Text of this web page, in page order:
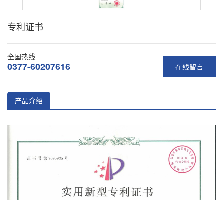
专利证书
在线留言
全国热线
0377-60207616
产品介绍